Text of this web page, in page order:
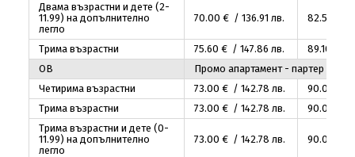
Двама възрастни и дете (2-
11.99) на допълнително
легло
70.00 € / 136.91 лв. 82.50
Трима възрастни 75.60 € / 147.86 лв. 89.10
OB
Промо апартамент - партер
Четирима възрастни
73.00 € / 142.78 лв. 90.00
Трима възрастни
73.00 € / 142.78 лв. 90.00
Трима възрастни и дете (0-
11.99) на допълнително
легло
73.00 € / 142.78 лв. 90.00